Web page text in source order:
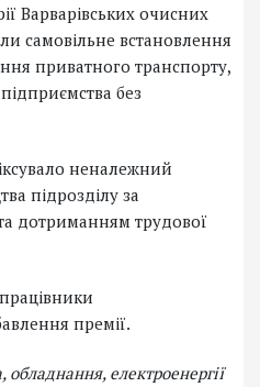
Варварівських очисних
самовільне встановлення
приватного транспорту,
без
неналежний
підрозділу за
дотриманням трудової
премії.
електроенергії